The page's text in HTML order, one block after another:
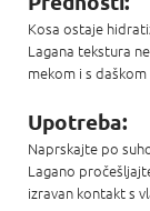
Kosa ostaje
Lagana tekstura
mekom i s
Upotreba:
Naprskajte po
Lagano
izravan kontakt s